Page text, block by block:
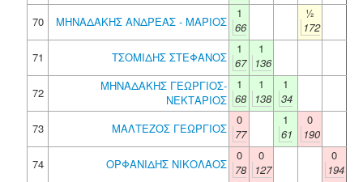
70
ΜΗΝΑΔΑΚΗΣ ΑΝΔΡΕΑΣ - ΜΑΡΙΟΣ
1
66
½
172
71
ΤΣΟΜΙΔΗΣ ΣΤΕΦΑΝΟΣ
1
67
1
136
72
ΜΗΝΑΔΑΚΗΣ ΓΕΩΡΓΙΟΣ-
ΝΕΚΤΑΡΙΟΣ
1
68
1
138
1
34
73
ΜΑΛΤΕΖΟΣ ΓΕΩΡΓΙΟΣ
0
77
1
61
0
190
74
ΟΡΦΑΝΙΔΗΣ ΝΙΚΟΛΑΟΣ
0
78
0
127
0
194